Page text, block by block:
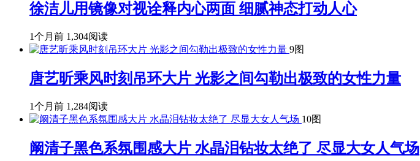
徐洁儿用镜像对视诠释内心两面 细腻神态打动人心
1个月前 1,304阅读
9图
唐艺昕乘风时刻吊环大片 光影之间勾勒出极致的女性力量
1个月前 1,284阅读
10图
阚清子黑色系氛围感大片 水晶泪钻妆太绝了 尽显大女人气场